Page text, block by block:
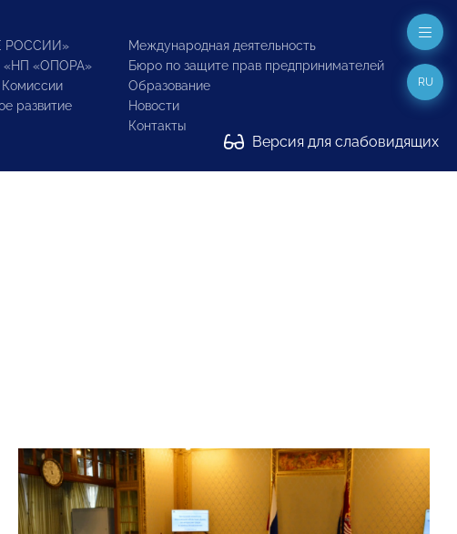
РОССИИ»
«НП «ОПОРА»
развитие
Международная деятельность
Бюро по защите прав предпринимателей
Образование
Новости
Контакты
Версия для слабовидящих
RU